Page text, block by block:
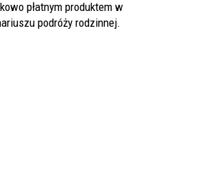
płatnym produktem w
podróży rodzinnej.